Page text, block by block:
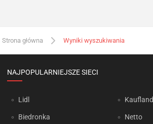
Strona główna Wyniki wyszukiwania
NAJPOPULARNIEJSZE SIECI
Lidl
Biedronka
Kaufland
Netto